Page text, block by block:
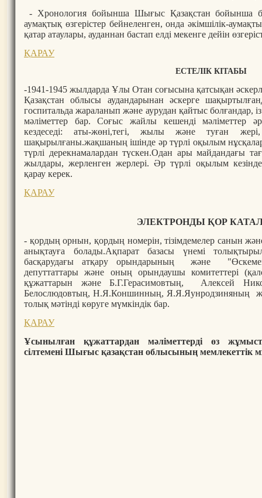
- Хронология бойынша Шығыс Қазақстан бойынша
аумақтық өзгерістер бейнеленген, онда әкімшілік-
қатар атаулары, ауданнан бастап елді мекенге дейін
ҚАРАУ
ЕСТЕЛІК КІТАБЫ
-1941-1945 жылдарда Ұлы Отан соғысына қатсықан
Қазақстан облысы аудандарынан әскерге
госпитальда жараланып және аурудан қайтыс болғандар,
мәліметтер бар. Соғыс жайлы кешенді мәліметтер
кездеседі: аты-жөні,тегі, жылы және туған
шақырылғаны.жақшаның ішінде әр түрлі оқылым
түрлі дерекнамалардан түскен.Одан ары майдандағы
жылдары, жерленген жерлері. Әр түрлі оқылым
қарау керек.
ҚАРАУ
ЭЛЕКТРОНДЫ ҚОР
- қордың орнын, қордың номерін, тізімдемелер санын
анықтауға болады.Ақпарат базасы үнемі
басқарудағы атқару орындарының және
депуттаттары және оның орындаушы комитеттері
құжаттарын және Б.Г.Герасимовтың, Алексей
Белослюдовтың, Н.Я.Коншинның, Я.Я.Яунродзиняның
толық мәтінді көруге мүмкіндік бар.
ҚАРАУ
Ұсынылған құжаттардан мәліметтерді өз
сілтемені Шығыс қазақстан облысының мемлекеттік